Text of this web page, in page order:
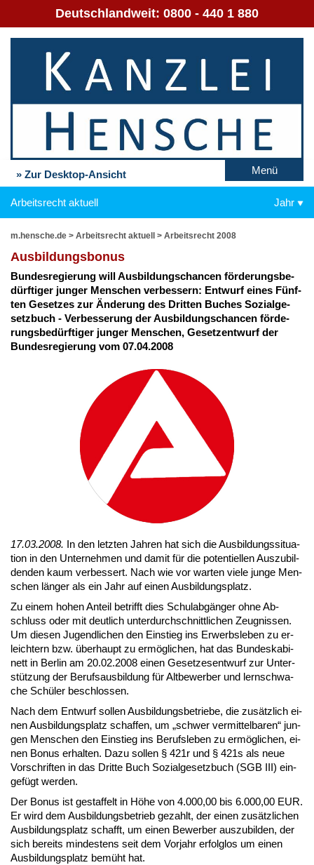
Deutschlandweit: 0800 - 440 1 880
» Zur Desktop-Ansicht Menü
Arbeitsrecht aktuell Jahr
m.hensche.de > Arbeitsrecht aktuell > Arbeitsrecht 2008
Aus­bil­dungs­bo­nus
Bun­des­re­gie­rung will Aus­bil­dungs­chan­cen för­de­rungs­be­
dürf­ti­ger jun­ger Men­schen ver­bes­sern: Ent­wurf ei­nes Fünf­
ten Ge­set­zes zur Än­de­rung des Drit­ten Bu­ches So­zi­al­ge­
setz­buch - Ver­bes­se­rung der Aus­bil­dungs­chan­cen för­de­
rungs­be­dürf­ti­ger jun­ger Men­schen, Ge­setz­ent­wurf der
Bun­des­re­gie­rung vom 07.04.2008
17.03.2008. In den letz­ten Jah­ren hat sich die Aus­bil­dungs­si­tua­
ti­on in den Un­ter­neh­men und da­mit für die po­ten­ti­el­len Aus­zu­bil­
den­den kaum ver­bes­sert. Nach wie vor war­ten vie­le jun­ge Men­
schen län­ger als ein Jahr auf ei­nen Aus­bil­dungs­platz.
Zu ei­nem ho­hen An­teil be­trifft dies Schul­ab­gän­ger oh­ne Ab­
schluss oder mit deut­lich un­ter­durch­schnitt­li­chen Zeug­nis­sen.
Um die­sen Ju­gend­li­chen den Ein­stieg ins Er­werbs­le­ben zu er­
leich­tern bzw. über­haupt zu er­mög­li­chen, hat das Bun­des­ka­bi­
nett in Ber­lin am 20.02.2008 ei­nen Ge­set­zes­ent­wurf zur Un­ter­
stüt­zung der Be­rufs­aus­bil­dung für Alt­be­wer­ber und lern­schwa­
che Schü­ler be­schlos­sen.
Nach dem Ent­wurf sol­len Aus­bil­dungs­be­trie­be, die zu­sätz­lich ei­
nen Aus­bil­dungs­platz schaf­fen, um „schwer ver­mit­tel­ba­ren“ jun­
gen Men­schen den Ein­stieg ins Be­rufs­le­ben zu er­mög­li­chen, ei­
nen Bo­nus er­hal­ten. Da­zu sol­len § 421r und § 421s als neue
Vor­schrif­ten in das Drit­te Buch So­zi­al­ge­setz­buch (SGB III) ein­
ge­fügt wer­den.
Der Bo­nus ist ge­staf­felt in Hö­he von 4.000,00 bis 6.000,00 EUR.
Er wird dem Aus­bil­dungs­be­trieb ge­zahlt, der ei­nen zu­sätz­li­chen
Aus­bil­dungs­platz schafft, um ei­nen Be­wer­ber aus­zu­bil­den, der
sich be­reits min­des­tens seit dem Vor­jahr er­folg­los um ei­nen
Aus­bil­dungs­platz be­müht hat.